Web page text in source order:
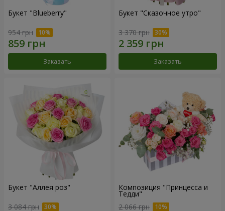
Букет "Blueberry"
954 грн
Заказать
Букет "Сказочное утро"
3 370 грн
Заказать
Букет "Аллея роз"
3 084 грн
Композиция "Принцесса и
Тедди"
2 066 грн